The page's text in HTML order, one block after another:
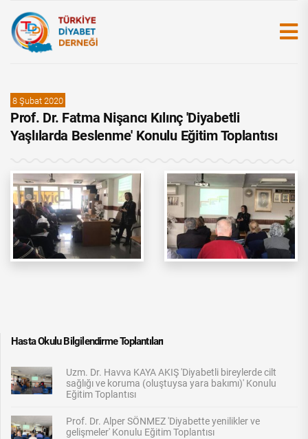
8 Şubat 2020
Prof. Dr. Fatma Nişancı Kılınç 'Diyabetli
Yaşlılarda Beslenme' Konulu Eğitim Toplantısı
Hasta Okulu Bilgilendirme Toplantıları
Uzm. Dr. Havva KAYA AKIŞ 'Diyabetli bireylerde cilt
sağlığı ve koruma (oluştuysa yara bakımı)' Konulu
Eğitim Toplantısı
Prof. Dr. Alper SÖNMEZ 'Diyabette yenilikler ve
gelişmeler' Konulu Eğitim Toplantısı